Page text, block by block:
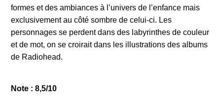
formes et des ambiances à l’univers de l’enfance mais
exclusivement au côté sombre de celui-ci. Les
personnages se perdent dans des labyrinthes de couleur
et de mot, on se croirait dans les illustrations des albums
de Radiohead.
Note : 8,5/10